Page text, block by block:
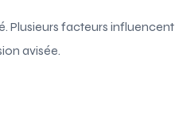
Plusieurs facteurs
avisée.